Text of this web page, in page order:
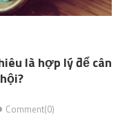
đầu tư dài hạn, hầu hết
tài sản sinh lời như cổ
quên là […]